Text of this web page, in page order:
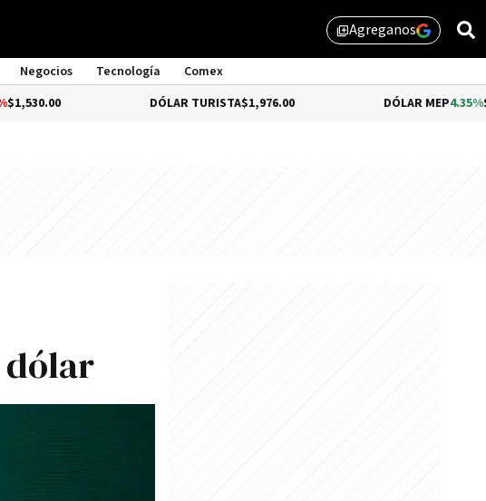
library_addAgreganos
Negocios Tecnología
Comex
DÓLAR TURISTA$1,976.00 4.35%$1,579.46
dólar